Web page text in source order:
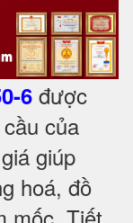
6 được
của
giúp
hoá, đồ
mốc. Tiết